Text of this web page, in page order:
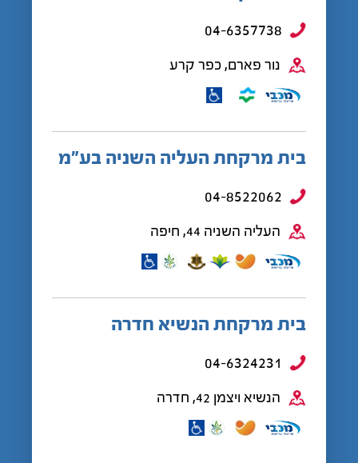
04-6357738
נור פארם, כפר קרע
בית מרקחת העליה השניה בע”מ
04-8522062
העליה השניה 44, חיפה
בית מרקחת הנשיא חדרה
04-6324231
הנשיא ויצמן 42, חדרה